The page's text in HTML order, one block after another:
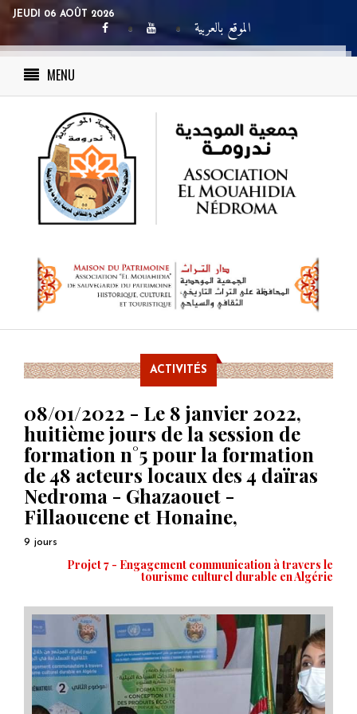
JEUDI 06 AOÛT 2026
الموقع بالعربية
MENU
ACTIVITÉS
08/01/2022 - Le 8 janvier 2022,
huitième jours de la session de
formation n°5 pour la formation
de 48 acteurs locaux des 4 daïras
Nedroma - Ghazaouet -
Fillaoucene et Honaine,
9 jours
Projet 7 - Engagement communication à travers le
tourisme culturel durable en Algérie